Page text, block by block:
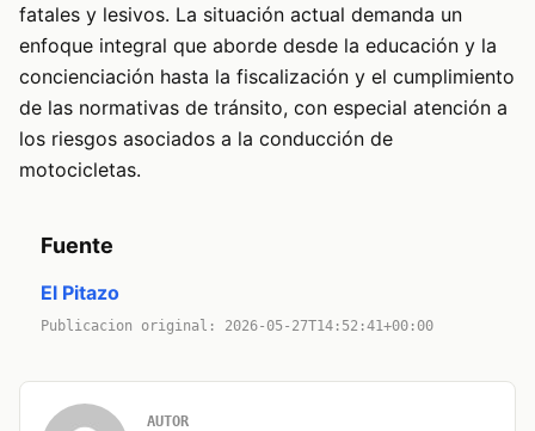
fatales y lesivos. La situación actual demanda un
enfoque integral que aborde desde la educación y la
concienciación hasta la fiscalización y el cumplimiento
de las normativas de tránsito, con especial atención a
los riesgos asociados a la conducción de
motocicletas.
Fuente
El Pitazo
Publicacion original: 2026-05-27T14:52:41+00:00
AUTOR